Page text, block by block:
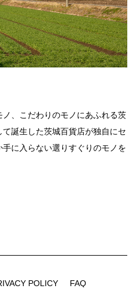
、こだわりのモノにあふれる茨
誕生した茨城百貨店が独自にセ
に入らない選りすぐりのモノを
POLICY
FAQ